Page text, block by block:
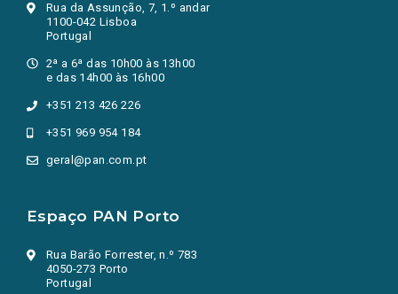
Rua da Assunção, 7, 1.º andar
1100-042 Lisboa
Portugal
2ª a 6ª das 10h00 às 13h00
e das 14h00 às 16h00
+351 213 426 226
+351 969 954 184
geral@pan.com.pt
Espaço PAN Porto
Rua Barão Forrester, n.º 783
4050-273 Porto
Portugal